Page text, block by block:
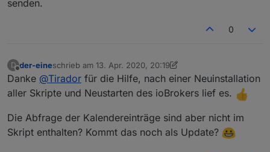
senden.
0
D
Offline
der-eineschrieb am 13. Apr. 2020, 20:19
zuletzt editiert von der-eine
Danke @Tirador für die Hilfe, nach einer Neuinstallation
aller Skripte und Neustarten des ioBrokers lief es.
Die Abfrage der Kalendereinträge sind aber nicht im
Skript enthalten? Kommt das noch als Update?